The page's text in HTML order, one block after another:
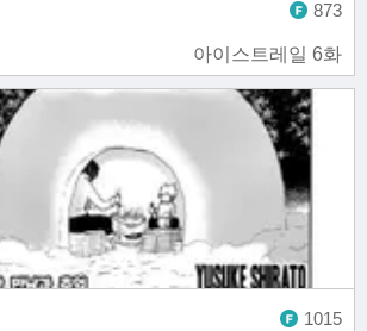
아이스트레일 6화
873
1015